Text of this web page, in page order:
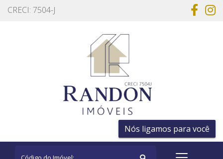
CRECI: 7504-J
Nós ligamos para você